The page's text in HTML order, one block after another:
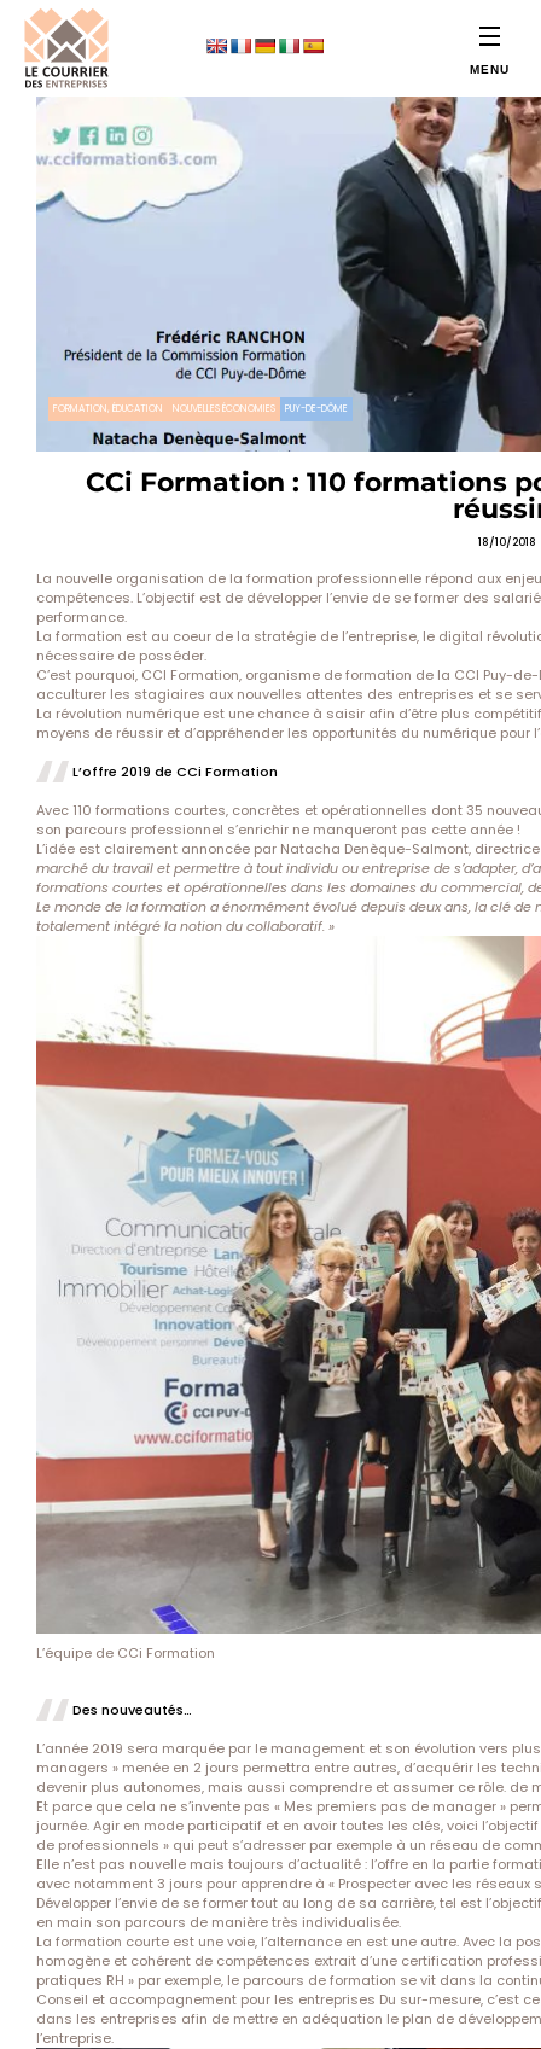
FORMATION, ÉDUCATION NOUVELLES ÉCONOMIES PUY-DE-DÔME
CCi Formation : 110 formations
18/10/2018
La nouvelle organisation de la formation professionnelle répond aux
compétences. L’objectif est de développer l’envie de se former des
performance.
La formation est au coeur de la stratégie de l’entreprise, le digital
nécessaire de posséder.
C’est pourquoi, CCI Formation, organisme de formation de la CCI Puy-
acculturer les stagiaires aux nouvelles attentes des entreprises et se
La révolution numérique est une chance à saisir afin d’être plus
moyens de réussir et d’appréhender les opportunités du numérique pour
L’offre 2019 de CCi Formation
Avec 110 formations courtes, concrètes et opérationnelles dont 35
son parcours professionnel s’enrichir ne manqueront pas cette année !
L’idée est clairement annoncée par Natacha Denèque-Salmont,
marché du travail et permettre à tout individu ou entreprise de s’adapter,
formations courtes et opérationnelles dans les domaines du commercial,
Le monde de la formation a énormément évolué depuis deux ans, la clé de
totalement intégré la notion du collaboratif. »
L’équipe de CCi Formation
Des nouveautés…
L’année 2019 sera marquée par le management et son évolution vers
managers » menée en 2 jours permettra entre autres, d’acquérir les
devenir plus autonomes, mais aussi comprendre et assumer ce rôle. de
Et parce que cela ne s’invente pas « Mes premiers pas de manager »
journée. Agir en mode participatif et en avoir toutes les clés, voici
de professionnels » qui peut s’adresser par exemple à un réseau de
Elle n’est pas nouvelle mais toujours d’actualité : l’offre en la partie
avec notamment 3 jours pour apprendre à « Prospecter avec les
Développer l’envie de se former tout au long de sa carrière, tel est
en main son parcours de manière très individualisée.
La formation courte est une voie, l’alternance en est une autre. Avec la
homogène et cohérent de compétences extrait d’une certification
pratiques RH » par exemple, le parcours de formation se vit dans la
Conseil et accompagnement pour les entreprises Du sur-mesure, c’est
dans les entreprises afin de mettre en adéquation le plan de
l’entreprise.